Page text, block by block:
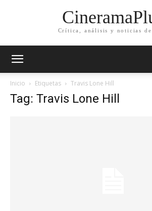
Crítica, análisis y noticias de
Inicio Etiquetas Travis Lone Hill
Tag: Travis Lone Hill